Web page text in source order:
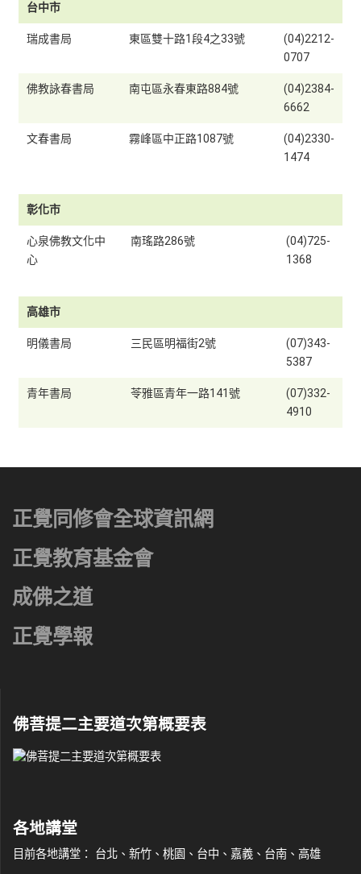
台中市
瑞成書局 東區雙十路1段4之33號
(04)2212-
0707
佛教詠春書局 南屯區永春東路884號
(04)2384-
6662
文春書局 霧峰區中正路1087號
(04)2330-
1474
彰化市
心泉佛教文化中
心
南瑤路286號
(04)725-
1368
高雄市
明儀書局 三民區明福街2號
(07)343-
5387
青年書局 苓雅區青年一路141號
(07)332-
4910
正覺同修會全球資訊網
正覺教育基金會
成佛之道
正覺學報
佛菩提二主要道次第概要表
各地講堂
目前各地講堂： 台北、新竹、桃園、台中、嘉義、台南、高雄